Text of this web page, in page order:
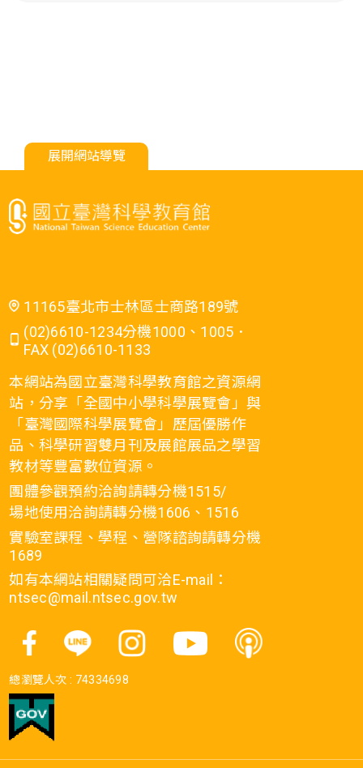
展開網站導覽
11165臺北市士林區士商路189號
(02)6610-1234分機1000、1005．
FAX (02)6610-1133
本網站為國立臺灣科學教育館之資源網
站，分享「全國中小學科學展覽會」與
「臺灣國際科學展覽會」歷屆優勝作
品、科學研習雙月刊及展館展品之學習
教材等豐富數位資源。
團體參觀預約洽詢請轉分機1515/
場地使用洽詢請轉分機1606、1516
實驗室課程、學程、營隊諮詢請轉分機
1689
如有本網站相關疑問可洽E-mail：
ntsec@mail.ntsec.gov.tw
總瀏覽人次 : 74334698